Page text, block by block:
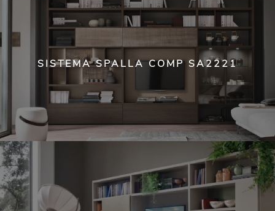
SISTEMA SPALLA COMP SA2221